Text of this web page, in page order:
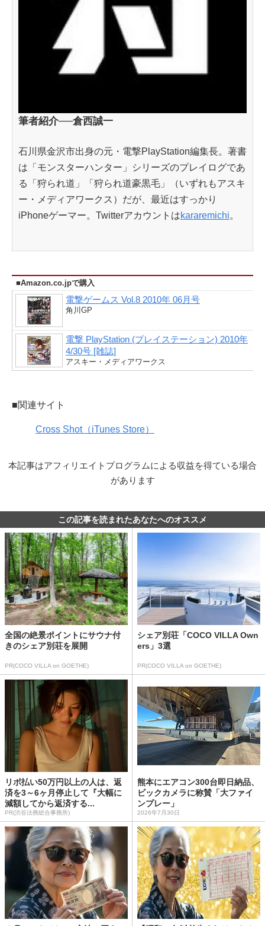
筆者紹介──倉西誠一
石川県金沢市出身の元・電撃PlayStation編集長。著書
は「モンスターハンター」シリーズのプレイログであ
る「狩られ道」「狩られ道豪黒毛」（いずれもアスキ
ー・メディアワークス）だが、最近はすっかり
iPhoneゲーマー。Twitterアカウントはkararemichi。
■Amazon.co.jpで購入
電撃ゲームス Vol.8 2010年 06月号
角川GP
電撃 PlayStation (プレイステーション) 2010年
4/30号 [雑誌]
アスキー・メディアワークス
■関連サイト
Cross Shot（iTunes Store）
本記事はアフィリエイトプログラムによる収益を得ている場合
があります
この記事を読まれたあなたへのオススメ
全国の絶景ポイントにサウナ付
きのシェア別荘を展開
PR(COCO VILLA on GOETHE)
シェア別荘「COCO VILLA Own
ers」3選
PR(COCO VILLA on GOETHE)
リボ払い50万円以上の人は、返
済を3～6ヶ月停止して『大幅に
減額してから返済する...
PR(渋谷法務総合事務所)
熊本にエアコン300台即日納品、
ビックカメラに称賛「大ファイ
ンプレー」
2026年7月30日